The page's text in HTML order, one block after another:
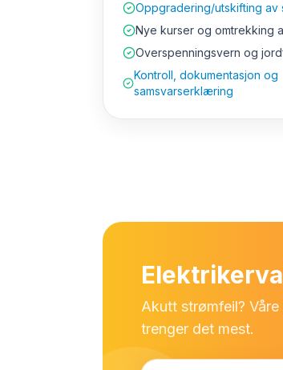
Oppgradering/utskifting av
Nye kurser og omtrekking
Overspenningsvern og
Kontroll, dokumentasjon og
samsvarserklæring
Akutt strømfeil?
trenger det mest.